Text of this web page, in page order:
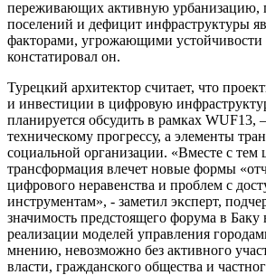
переживающих активную урбанизацию,
поселений и дефицит инфраструктуры
факторами, угрожающими устойчивости
констатировал он.
Турецкий архитектор считает, что
и инвестиции в цифровую
планируется обсудить в рамках WUF13,
техническому прогрессу, а элементы
социальной организации. «Вместе с тем
трансформация влечет новые формы
цифрового неравенства и проблем с
инструментам», - заметил эксперт,
значимость предстоящего форума в Баку
реализации моделей управления
мнению, невозможно без активного
власти, гражданского общества и